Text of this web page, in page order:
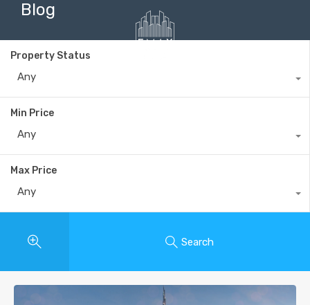
Blog
Property Status
Any
Min Price
Any
Max Price
Any
Search